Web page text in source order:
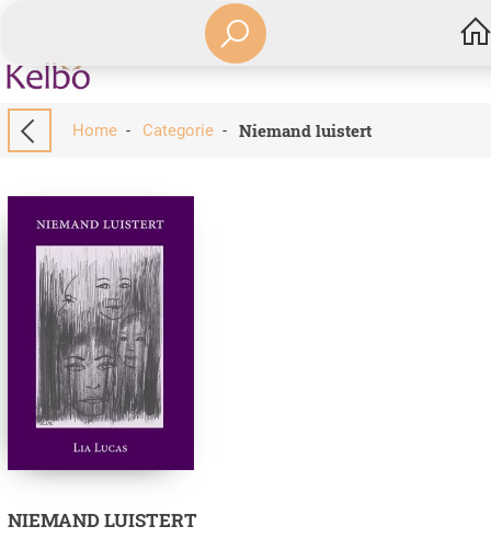
Home- Categorie- Niemand luistert
NIEMAND LUISTERT